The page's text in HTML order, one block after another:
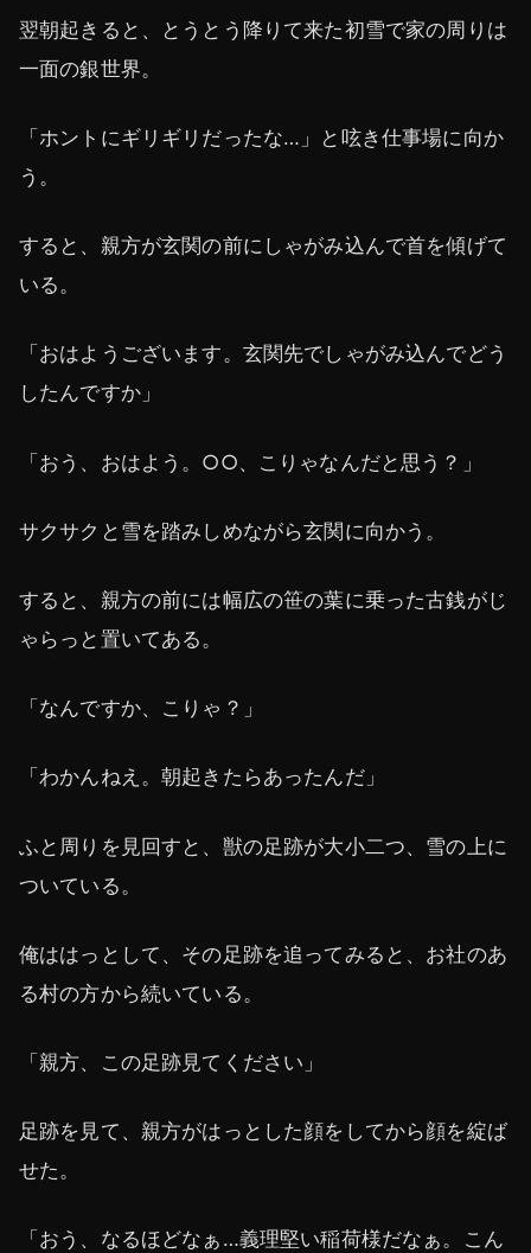
翌朝起きると、とうとう降りて来た初雪で家の周りは
一面の銀世界。
「ホントにギリギリだったな…」と呟き仕事場に向か
う。
すると、親方が玄関の前にしゃがみ込んで首を傾げて
いる。
「おはようございます。玄関先でしゃがみ込んでどう
したんですか」
「おう、おはよう。○○、こりゃなんだと思う？」
サクサクと雪を踏みしめながら玄関に向かう。
すると、親方の前には幅広の笹の葉に乗った古銭がじ
ゃらっと置いてある。
「なんですか、こりゃ？」
「わかんねえ。朝起きたらあったんだ」
ふと周りを見回すと、獣の足跡が大小二つ、雪の上に
ついている。
俺ははっとして、その足跡を追ってみると、お社のあ
る村の方から続いている。
「親方、この足跡見てください」
足跡を見て、親方がはっとした顔をしてから顔を綻ば
せた。
「おう、なるほどなぁ…義理堅い稲荷様だなぁ。こん